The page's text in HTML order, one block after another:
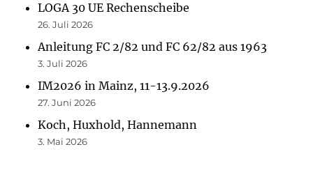
LOGA 30 UE Rechenscheibe
26. Juli 2026
Anleitung FC 2/82 und FC 62/82 aus 1963
3. Juli 2026
IM2026 in Mainz, 11-13.9.2026
27. Juni 2026
Koch, Huxhold, Hannemann
3. Mai 2026